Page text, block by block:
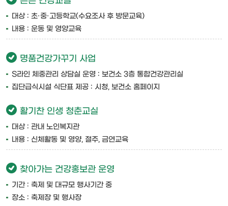
대상 : 초·중·고등학교(수요조사 후 방문교육)
내용 : 운동 및 영양교육
명품건강가꾸기 사업
S라인 체중관리 상담실 운영 : 보건소 3층 통합건강관리실
집단급식시설 식단표 제공 : 시청, 보건소 홈페이지
활기찬 인생 청춘교실
대상 : 관내 노인복지관
내용 : 신체활동 및 영양, 절주, 금연교육
찾아가는 건강홍보관 운영
기간 : 축제 및 대규모 행사기간 중
장소 : 축제장 및 행사장